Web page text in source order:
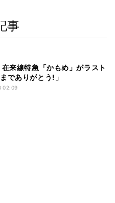
事
来線特急「かもめ」がラスト
でありがとう!」
02:09